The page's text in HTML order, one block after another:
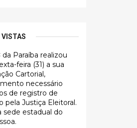
VISTAS
Paraíba realizou
feira (31) a sua
Cartorial,
necessário
de registro de
pela Justiça Eleitoral.
sede estadual do